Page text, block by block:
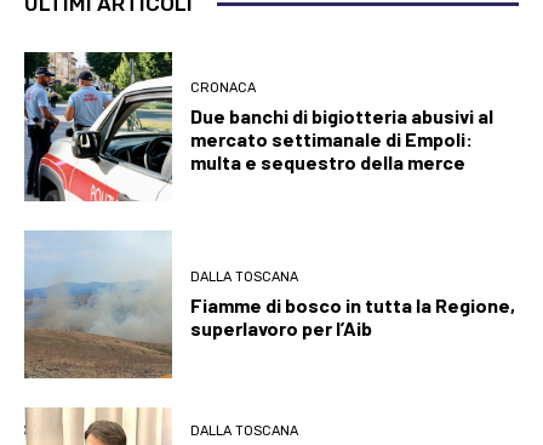
CRONACA
Due banchi di bigiotteria abusivi al
mercato settimanale di Empoli:
multa e sequestro della merce
DALLA TOSCANA
Fiamme di bosco in tutta la Regione,
superlavoro per l’Aib
DALLA TOSCANA